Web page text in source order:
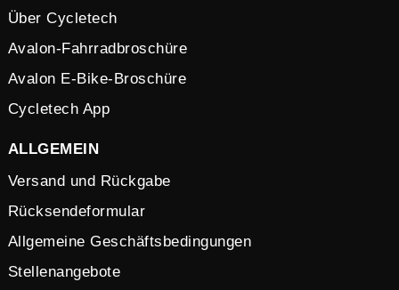
Über Cycletech
Avalon-Fahrradbroschüre
Avalon E-Bike-Broschüre
Cycletech App
ALLGEMEIN
Versand und Rückgabe
Rücksendeformular
Allgemeine Geschäftsbedingungen
Stellenangebote